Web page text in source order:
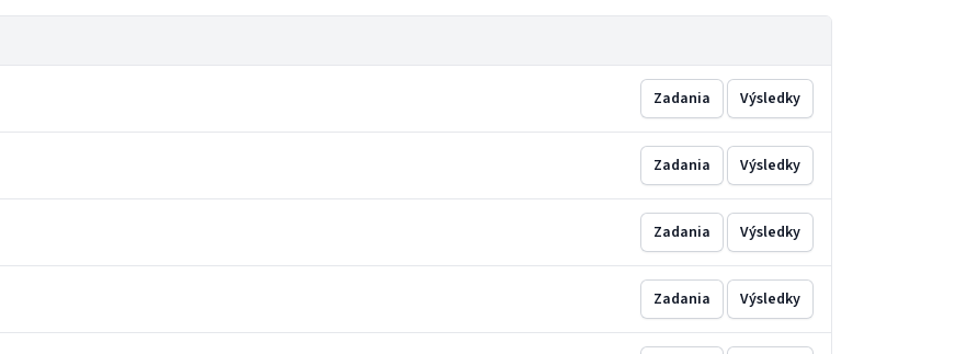
Zadania Výsledky
Zadania Výsledky
Zadania Výsledky
Zadania Výsledky